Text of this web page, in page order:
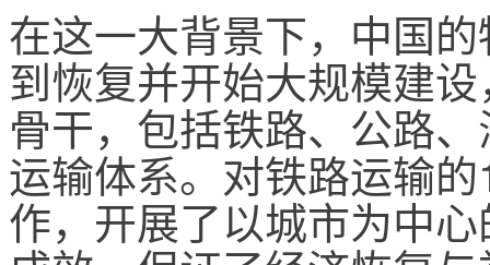
在这一大背景下，中国
到恢复并开始大规模建
骨干，包括铁路、公路
运输体系。对铁路运输
作，开展了以城市为中